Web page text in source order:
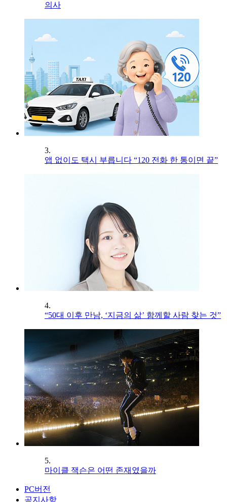
의사
3.
앱 없이도 택시 부릅니다 “120 전화 한 통이면 끝”
4.
“50대 이후 만남, ‘지금의 삶’ 함께할 사람 찾는 것”
5.
마이클 잭슨은 어떤 존재였을까
PC버전
공지사항